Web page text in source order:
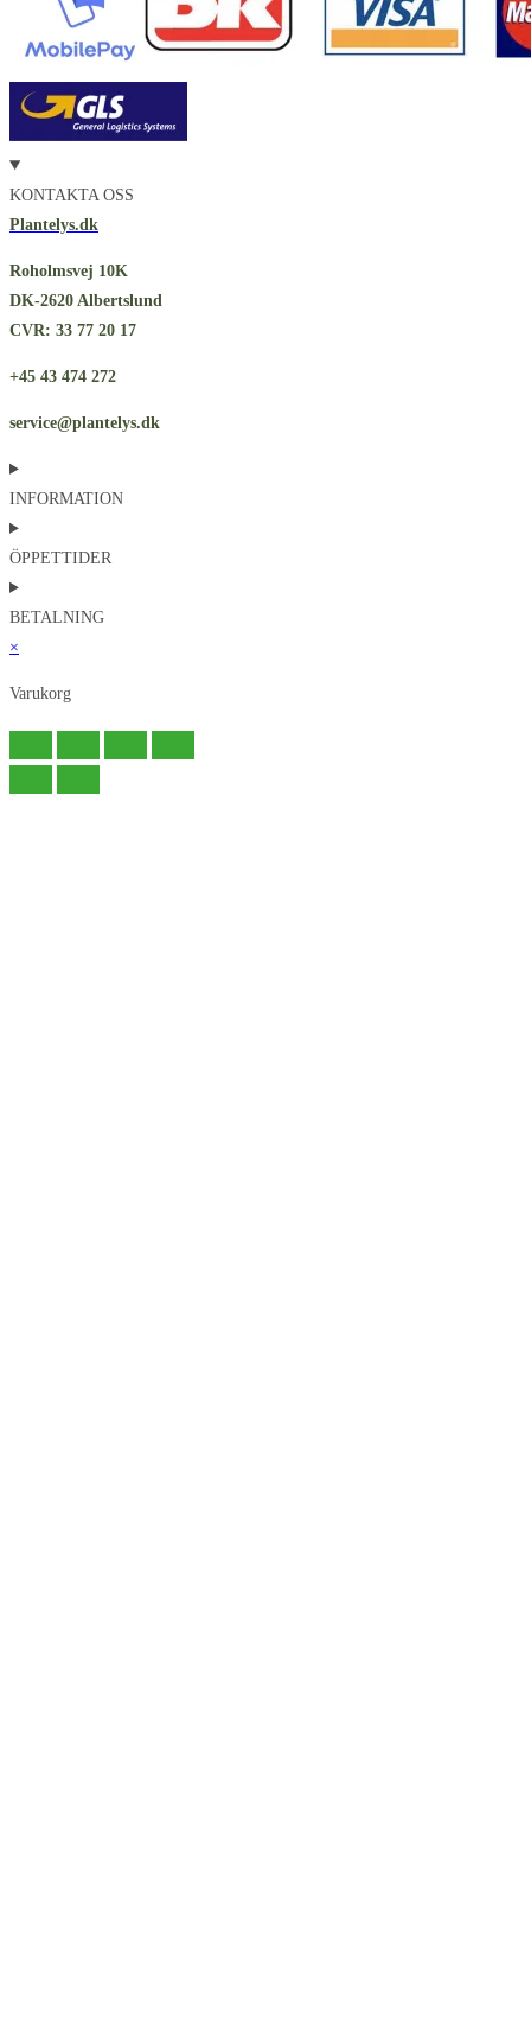
KONTAKTA OSS
Plantelys.dk
Roholmsvej 10K
DK-2620 Albertslund
CVR: 33 77 20 17
+45 43 474 272
service@plantelys.dk
INFORMATION
ÖPPETTIDER
BETALNING
×
Varukorg